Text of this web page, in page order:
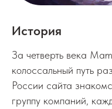
История
За четверть века
колоссальный путь
России сайта
группу компаний,